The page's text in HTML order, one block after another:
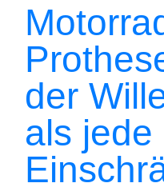
der
als jede